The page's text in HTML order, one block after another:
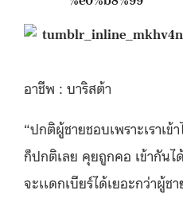
อาชีพ : บาริสต้า
“ปกติผู้ชายชอบเพราะเราเ
ก็ปกติเลย คุยถูกคอ เข้ากันไ
จะเเดกเบียร์ได้เยอะกว่าผู้ช